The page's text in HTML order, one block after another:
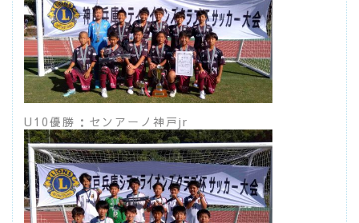
U10優勝：センアーノ神戸jr